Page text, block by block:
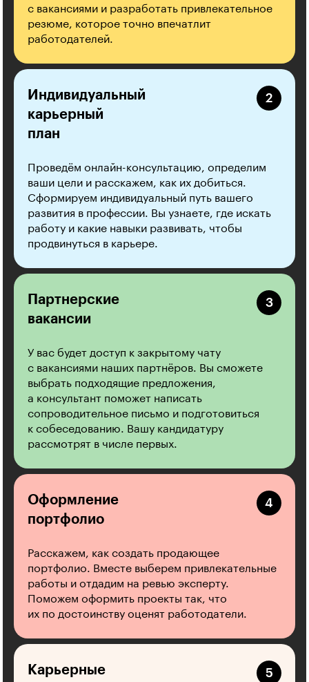
с вакансиями и разработать привлекательное
резюме, которое точно впечатлит
работодателей.
Индивидуальный
карьерный
план
Проведём онлайн-консультацию, определим
ваши цели и расскажем, как их добиться.
Сформируем индивидуальный путь вашего
развития в профессии. Вы узнаете, где искать
работу и какие навыки развивать, чтобы
продвинуться в карьере.
Партнерские
вакансии
У вас будет доступ к закрытому чату
с вакансиями наших партнёров. Вы сможете
выбрать подходящие предложения,
а консультант поможет написать
сопроводительное письмо и подготовиться
к собеседованию. Вашу кандидатуру
рассмотрят в числе первых.
Оформление
портфолио
Расскажем, как создать продающее
портфолио. Вместе выберем привлекательные
работы и отдадим на ревью эксперту.
Поможем оформить проекты так, что
их по достоинству оценят работодатели.
Карьерные